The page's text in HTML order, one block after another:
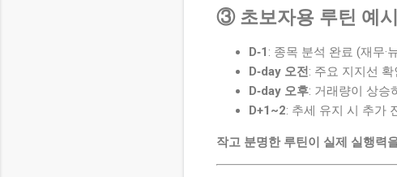
③ 초보자용 루틴 예시
D‑1 : 종목 분석 완료 (재무·
D‑day 오전 : 주요 지지선
D‑day 오후: 거래량이 상승
D+1~2: 추세 유지 시 추가
작고 분명한 루틴이 실제 실행력